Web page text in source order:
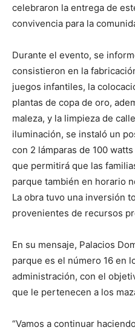
celebraron la entrega de
convivencia para la
Durante el evento, se
consistieron en la
juegos infantiles, la
plantas de copa de oro,
maleza, y la limpieza de
iluminación, se instaló un
con 2 lámparas de 100
que permitirá que las
parque también en horario
La obra tuvo una inversión
provenientes de recursos
En su mensaje, Palacios
parque es el número 16 en
administración, con el
que le pertenecen a los
“Vamos a continuar